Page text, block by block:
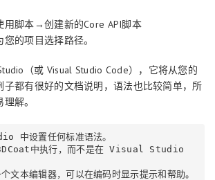
用脚本→创建新的Core API脚本
的项目选择路径。
（或 Visual Studio Code），它将从您的
子都有很好的文档说明，语法也比较简单，所
解。
中设置任何标准语法。
3DCoat中执行，而不是在 Visual Studio